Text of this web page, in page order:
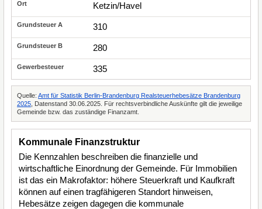
Ketzin/Havel
310
280
335
Quelle: Amt für Statistik Berlin-Brandenburg Realsteuerhebesätze Brandenburg
2025 , Datenstand 30.06.2025. Für rechtsverbindliche Auskünfte gilt die jeweilige
Gemeinde bzw. das zuständige Finanzamt.
Kommunale Finanzstruktur
Die Kennzahlen beschreiben die finanzielle und
wirtschaftliche Einordnung der Gemeinde. Für Immobilien
ist das ein Makrofaktor: höhere Steuerkraft und Kaufkraft
können auf einen tragfähigeren Standort hinweisen,
Hebesätze zeigen dagegen die kommunale